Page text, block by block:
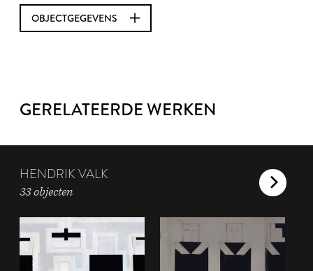
OBJECTGEGEVENS
GERELATEERDE WERKEN
HENDRIK VALK
33 objecten